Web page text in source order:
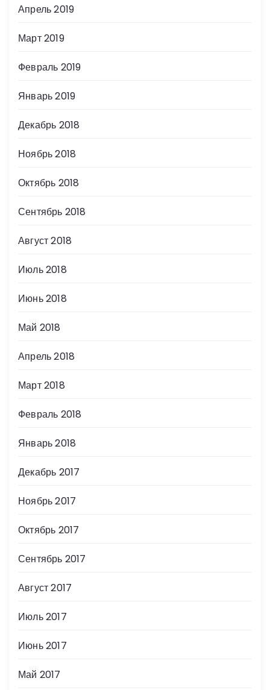
Апрель 2019
Март 2019
Февраль 2019
Январь 2019
Декабрь 2018
Ноябрь 2018
Октябрь 2018
Сентябрь 2018
Август 2018
Июль 2018
Июнь 2018
Май 2018
Апрель 2018
Март 2018
Февраль 2018
Январь 2018
Декабрь 2017
Ноябрь 2017
Октябрь 2017
Сентябрь 2017
Август 2017
Июль 2017
Июнь 2017
Май 2017